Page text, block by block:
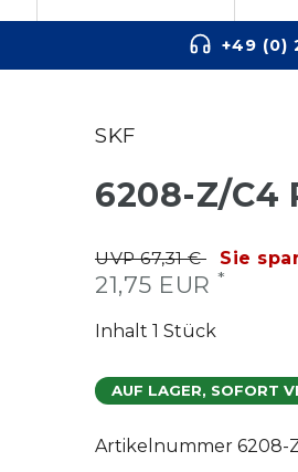
+49 (0)
SKF
6208-Z/C4
UVP 67,31 € Sie
21,75 EUR *
Inhalt 1 Stück
AUF LAGER, SOFORT
Artikelnummer 6208-